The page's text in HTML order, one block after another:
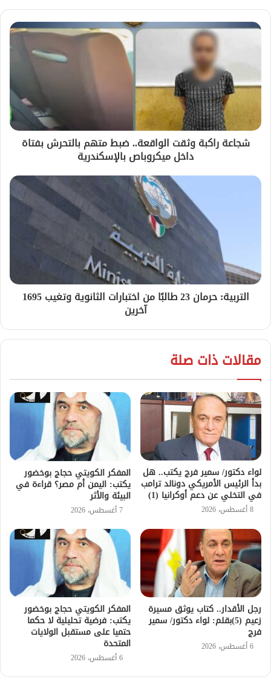
شجاعة راكبة وثقت الواقعة.. ضبط متهم بالتحرش بفتاة
داخل ميكروباص بالإسكندرية
التربية: حرمان 23 طالبًا من اختبارات الثانوية وتغيب 1695
آخرين
مقالات ذات صلة
لواء دكتور/ سمير فرج يكتب.. هل
بدأ الرئيس الأمريكي دونالد ترامب
في التخلي عن دعم أوكرانيا (1)
8 أغسطس، 2026
المفكر الكويتي حجاج بوخضور
يكتب: اليمن أم مصر؟ قراءة في
البيئة والأثر
7 أغسطس، 2026
رجل الأقدار.. كتاب يوثق مسيرة
زعيم (5)بقلم: لواء دكتور/ سمير
فرج
6 أغسطس، 2026
المفكر الكويتي حجاج بوخضور
يكتب: فرضية تحليلية لا حكما
حتميا على مستقبل الولايات
المتحدة
6 أغسطس، 2026